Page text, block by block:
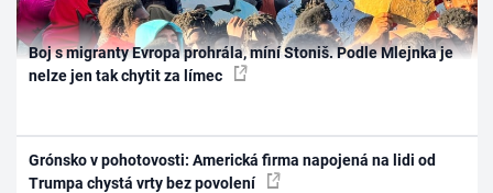
Boj s migranty Evropa prohrála, míní Stoniš. Podle Mlejnka je
nelze jen tak chytit za límec
Grónsko v pohotovosti: Americká firma napojená na lidi od
Trumpa chystá vrty bez povolení